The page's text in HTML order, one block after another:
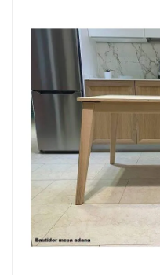
Manger
Porcelaine
Dekton
Stock
Tabourets
Hauts
Extérieur/jardin